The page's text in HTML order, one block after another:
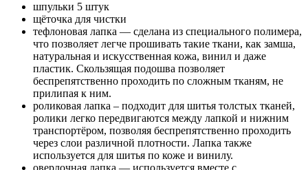
шпульки 5 штук
щёточка для чистки
тефлоновая лапка — сделана из специального полимера,
что позволяет легче прошивать такие ткани, как замша,
натуральная и искусственная кожа, винил и даже
пластик. Скользящая подошва позволяет
беспрепятственно проходить по сложным тканям, не
прилипая к ним.
роликовая лапка – подходит для шитья толстых тканей,
ролики легко передвигаются между лапкой и нижним
транспортёром, позволяя беспрепятственно проходить
через слои различной плотности. Лапка также
используется для шитья по коже и винилу.